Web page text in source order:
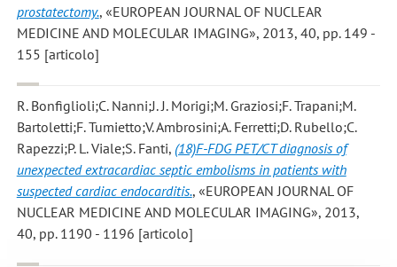
prostatectomy., «EUROPEAN JOURNAL OF NUCLEAR
MEDICINE AND MOLECULAR IMAGING», 2013, 40, pp. 149 -
155 [articolo]
R. Bonfiglioli;C. Nanni;J. J. Morigi;M. Graziosi;F. Trapani;M.
Bartoletti;F. Tumietto;V. Ambrosini;A. Ferretti;D. Rubello;C.
Rapezzi;P. L. Viale;S. Fanti, (18)F-FDG PET/CT diagnosis of
unexpected extracardiac septic embolisms in patients with
suspected cardiac endocarditis., «EUROPEAN JOURNAL OF
NUCLEAR MEDICINE AND MOLECULAR IMAGING», 2013,
40, pp. 1190 - 1196 [articolo]